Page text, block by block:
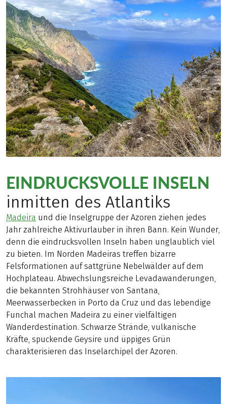
EINDRUCKSVOLLE INSELN
inmitten des Atlantiks
Madeira und die Inselgruppe der Azoren ziehen jedes
Jahr zahlreiche Aktivurlauber in ihren Bann. Kein Wunder,
denn die eindrucksvollen Inseln haben unglaublich viel
zu bieten. Im Norden Madeiras treffen bizarre
Felsformationen auf sattgrüne Nebelwälder auf dem
Hochplateau. Abwechslungsreiche Levadawanderungen,
die bekannten Strohhäuser von Santana,
Meerwasserbecken in Porto da Cruz und das lebendige
Funchal machen Madeira zu einer vielfältigen
Wanderdestination. Schwarze Strände, vulkanische
Kräfte, spuckende Geysire und üppiges Grün
charakterisieren das Inselarchipel der Azoren.